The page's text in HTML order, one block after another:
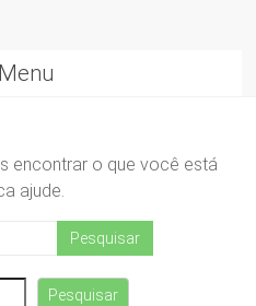
Menu
encontrar o que você está
ajude.
Pesquisar